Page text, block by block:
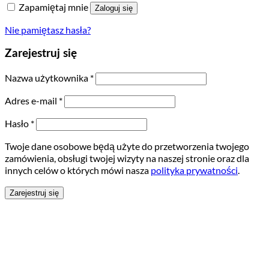
Zapamiętaj mnie
Zaloguj się
Nie pamiętasz hasła?
Zarejestruj się
Nazwa użytkownika *
Adres e-mail *
Hasło *
Twoje dane osobowe będą użyte do przetworzenia twojego
zamówienia, obsługi twojej wizyty na naszej stronie oraz dla
innych celów o których mówi nasza polityka prywatności.
Zarejestruj się